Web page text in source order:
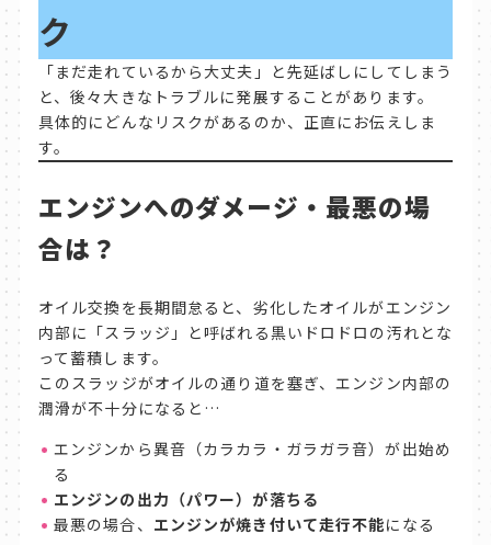
ク
「まだ走れているから大丈夫」と先延ばしにしてしまう
と、後々大きなトラブルに発展することがあります。
具体的にどんなリスクがあるのか、正直にお伝えしま
す。
エンジンへのダメージ・最悪の場
合は？
オイル交換を長期間怠ると、劣化したオイルがエンジン
内部に「スラッジ」と呼ばれる黒いドロドロの汚れとな
って蓄積します。
このスラッジがオイルの通り道を塞ぎ、エンジン内部の
潤滑が不十分になると…
エンジンから異音（カラカラ・ガラガラ音）が出始め
る
エンジンの出力（パワー）が落ちる
最悪の場合、 エンジンが焼き付いて走行不能になる